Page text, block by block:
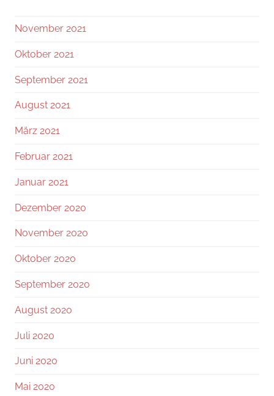
November 2021
Oktober 2021
September 2021
August 2021
März 2021
Februar 2021
Januar 2021
Dezember 2020
November 2020
Oktober 2020
September 2020
August 2020
Juli 2020
Juni 2020
Mai 2020